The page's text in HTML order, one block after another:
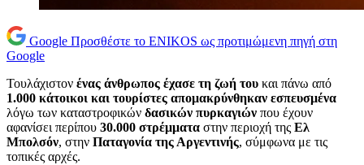
Google Προσθέστε το ENIKOS ως προτιμώμενη πηγή στη
Google
Τουλάχιστον ένας άνθρωπος έχασε τη ζωή του και πάνω από
1.000 κάτοικοι και τουρίστες απομακρύνθηκαν εσπευσμένα
λόγω των καταστροφικών δασικών πυρκαγιών που έχουν
αφανίσει περίπου 30.000 στρέμματα στην περιοχή της Ελ
Μπολσόν, στην Παταγονία της Αργεντινής, σύμφωνα με τις
τοπικές αρχές.